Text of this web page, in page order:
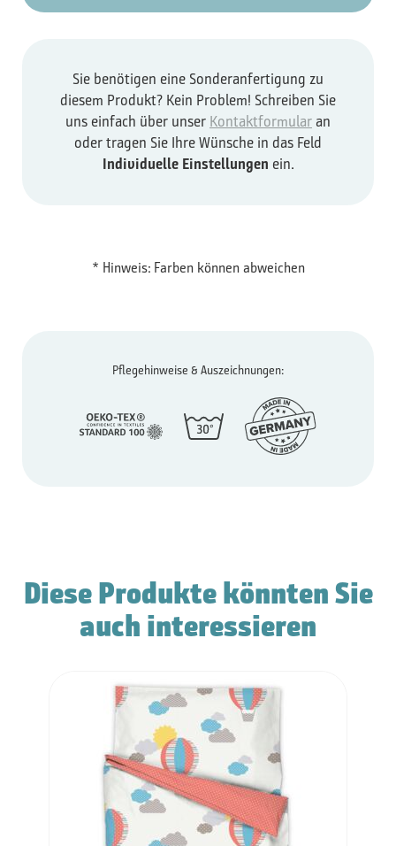
Sie benötigen eine Sonderanfertigung zu
diesem Produkt? Kein Problem! Schreiben Sie
uns einfach über unser Kontaktformular an
oder tragen Sie Ihre Wünsche in das Feld
Individuelle Einstellungen ein.
* Hinweis: Farben können abweichen
Pflegehinweise & Auszeichnungen:
Diese Produkte könnten Sie
auch interessieren